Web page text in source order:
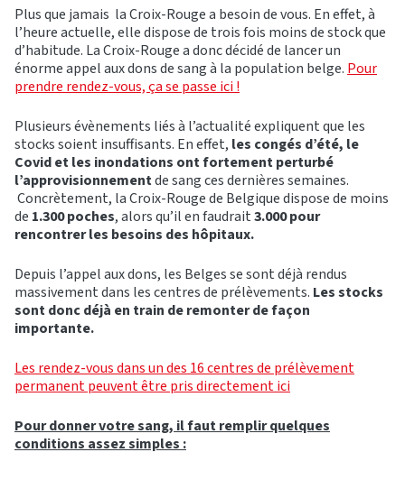
Plus que jamais la Croix-Rouge a besoin de vous. En effet, à
l’heure actuelle, elle dispose de trois fois moins de stock que
d’habitude. La Croix-Rouge a donc décidé de lancer un
énorme appel aux dons de sang à la population belge. Pour
prendre rendez-vous, ça se passe ici !
Plusieurs évènements liés à l’actualité expliquent que les
stocks soient insuffisants. En effet, les congés d’été, le
Covid et les inondations ont fortement perturbé
l’approvisionnementde sang ces dernières semaines.
Concrètement, la Croix-Rouge de Belgique dispose de moins
de 1.300 poches, alors qu’il en faudrait3.000 pour
rencontrer les besoins des hôpitaux.
Depuis l’appel aux dons, les Belges se sont déjà rendus
massivement dans les centres de prélèvements. Les stocks
sont donc déjà en train de remonter de façon
importante.
Les rendez-vous dans un des 16 centres de prélèvement
permanent peuvent être pris directement ici
Pour donner votre sang, il faut remplir quelques
conditions assez simples :